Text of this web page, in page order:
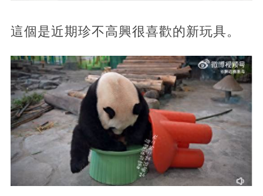
這個是近期珍不高興很喜歡的新玩具。